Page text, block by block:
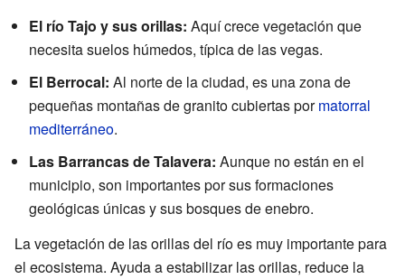
El río Tajo y sus orillas: Aquí crece vegetación que
necesita suelos húmedos, típica de las vegas.
El Berrocal: Al norte de la ciudad, es una zona de
pequeñas montañas de granito cubiertas pormatorral
mediterráneo.
Las Barrancas de Talavera: Aunque no están en el
municipio, son importantes por sus formaciones
geológicas únicas y sus bosques de enebro.
La vegetación de las orillas del río es muy importante para
el ecosistema. Ayuda a estabilizar las orillas, reduce la